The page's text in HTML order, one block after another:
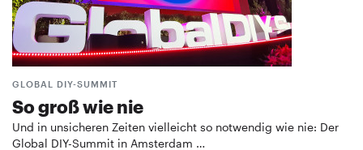
GLOBAL DIY-SUMMIT
So groß wie nie
Und in unsicheren Zeiten vielleicht so notwendig wie nie: Der
Global DIY-Summit in Amsterdam …